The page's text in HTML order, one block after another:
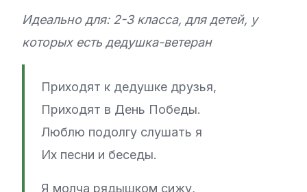
Идеально для: 2-3 класса, для детей, у
которых есть дедушка-ветеран
Приходят к дедушке друзья,
Приходят в День Победы.
Люблю подолгу слушать я
Их песни и беседы.
Я молча рядышком сижу,